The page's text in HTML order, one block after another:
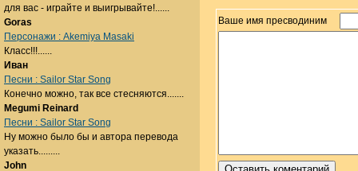
Ваше имя пресводиним
для вас - играйте и выигрывайте!......
Goras
Персонажи : Akemiya Masaki
Класс!!!......
Иван
Песни : Sailor Star Song
Конечно можно, так все стесняются.......
Megumi Reinard
Песни : Sailor Star Song
Ну можно было бы и автора перевода
указать.........
John